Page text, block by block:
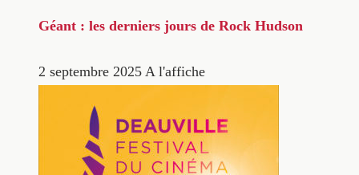
Géant : les derniers jours de Rock Hudson
2 septembre 2025 A l'affiche